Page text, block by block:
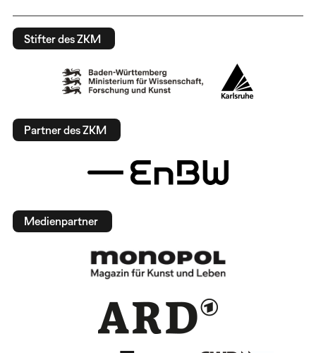
Stifter des ZKM
Partner des ZKM
Medienpartner